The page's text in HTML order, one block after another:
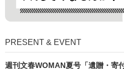
PRESENT & EVENT
週刊文春WOMAN夏号「遺贈・寄